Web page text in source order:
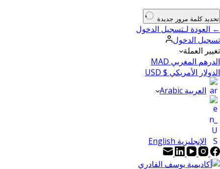
تحديد كلمة مرور جديدة
← العودة لـتسجيل الدخول
تسجيل الدخول
تغيير العملة
الدرهم المغربي MAD
الدولار الأمريكي $ USD
العربية Arabic
الإنجليزية English